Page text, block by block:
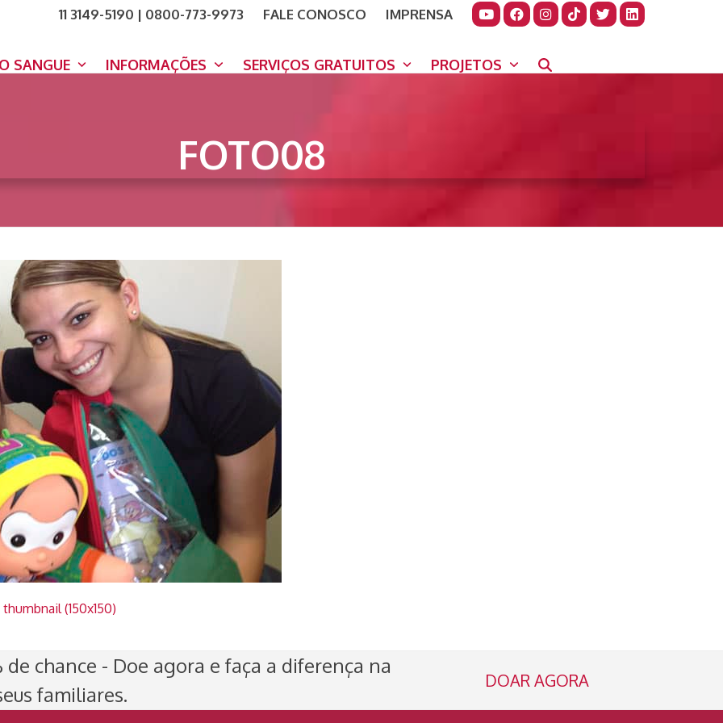
11 3149-5190 | 0800-773-9973 FALE CONOSCO
IMPRENSA
SANGUE INFORMAÇÕES SERVIÇOS GRATUITOS PROJETOS
FOTO08
thumbnail (150x150)
chance - Doe agora e faça a diferença na
familiares.
DOAR AGORA